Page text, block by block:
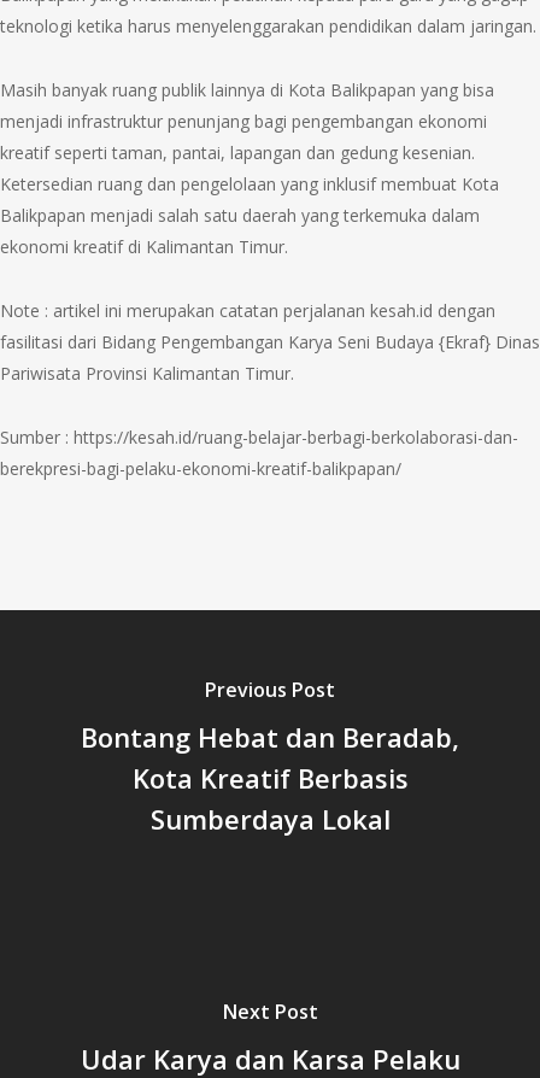
teknologi ketika harus menyelenggarakan pendidikan dalam jaringan.
Masih banyak ruang publik lainnya di Kota Balikpapan yang bisa
menjadi infrastruktur penunjang bagi pengembangan ekonomi
kreatif seperti taman, pantai, lapangan dan gedung kesenian.
Ketersedian ruang dan pengelolaan yang inklusif membuat Kota
Balikpapan menjadi salah satu daerah yang terkemuka dalam
ekonomi kreatif di Kalimantan Timur.
Note : artikel ini merupakan catatan perjalanan kesah.id dengan
fasilitasi dari Bidang Pengembangan Karya Seni Budaya {Ekraf} Dinas
Pariwisata Provinsi Kalimantan Timur.
Sumber : https://kesah.id/ruang-belajar-berbagi-berkolaborasi-dan-
berekpresi-bagi-pelaku-ekonomi-kreatif-balikpapan/
Previous Post
Bontang Hebat dan Beradab,
Kota Kreatif Berbasis
Sumberdaya Lokal
Next Post
Udar Karya dan Karsa Pelaku